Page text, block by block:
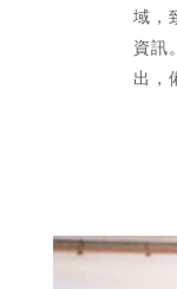
域，
資訊
出，